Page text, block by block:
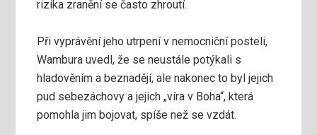
rizika zranění se často zhroutí.
Při vyprávění jeho utrpení v nemocniční posteli,
Wambura uvedl, že se neustále potýkali s
hladověním a beznadějí, ale nakonec to byl jejich
pud sebezáchovy a jejich „víra v Boha“, která
pomohla jim bojovat, spíše než se vzdát.